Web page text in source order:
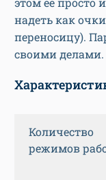
надеть как
переносицу).
своими делами.
Количество
режимов